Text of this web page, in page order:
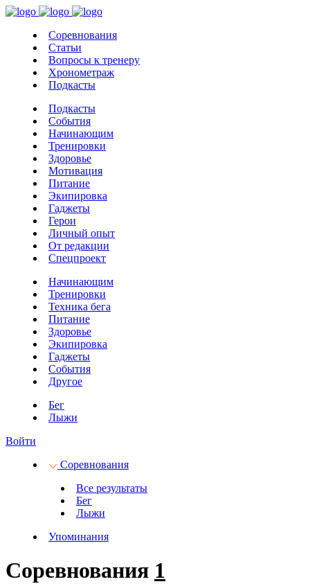
Соревнования
Статьи
Вопросы к тренеру
Хронометраж
Подкасты
Подкасты
События
Начинающим
Тренировки
Здоровье
Мотивация
Питание
Экипировка
Гаджеты
Герои
Личный опыт
От редакции
Спецпроект
Начинающим
Тренировки
Техника бега
Питание
Здоровье
Экипировка
Гаджеты
События
Другое
Бег
Лыжи
Войти
Соревнования
Все результаты
Бег
Лыжи
Упоминания
Соревнования 1